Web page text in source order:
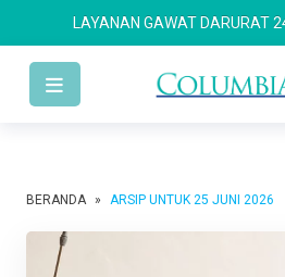
LAYANAN GAWAT DARURAT 24
BERANDA » ARSIP UNTUK 25 JUNI 2026